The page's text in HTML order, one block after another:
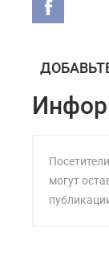
могут